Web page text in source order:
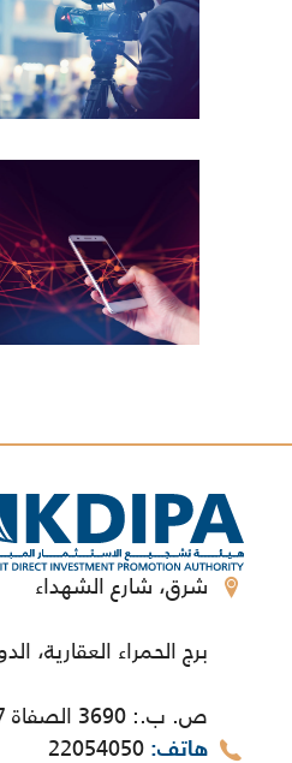
شرق، شارع الشهداء
برج الحمراء العقارية، الدور
ص. ب.: 3690 الصفاة 13037
هاتف